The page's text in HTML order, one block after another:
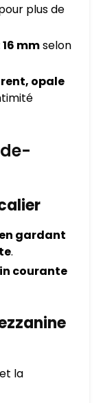
plus de
mmselon
opale
gardant
.
courante
et la